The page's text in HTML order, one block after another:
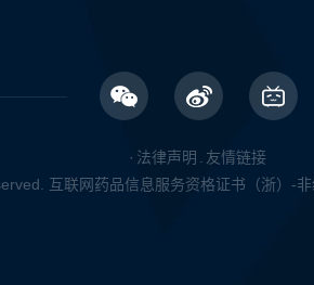
· 法律声明
友情链接
互联网药品信息服务资格证书（浙）-